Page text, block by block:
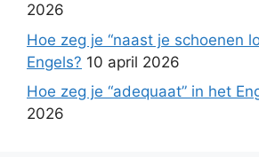
2026
Hoe zeg je “naast je schoenen
Engels? 10 april 2026
Hoe zeg je “adequaat” in het
2026